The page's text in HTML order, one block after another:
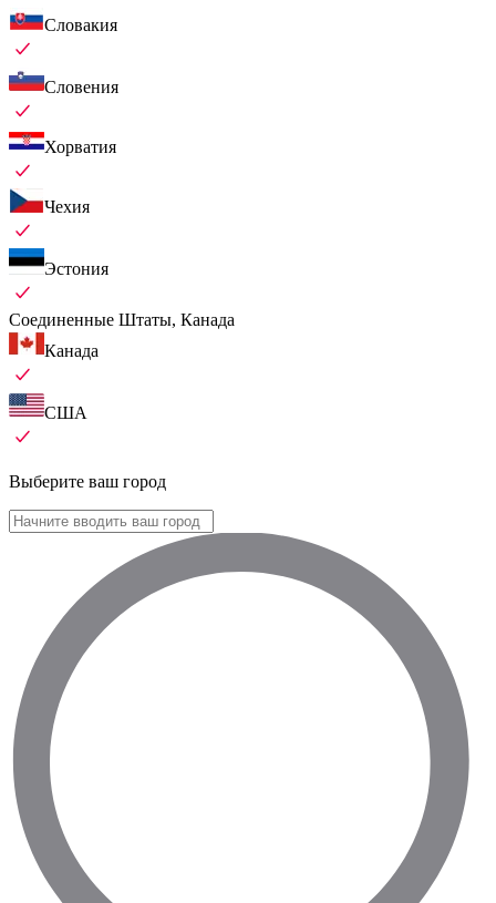
Словакия
Словения
Хорватия
Чехия
Эстония
Соединенные Штаты, Канада
Канада
США
Выберите ваш город